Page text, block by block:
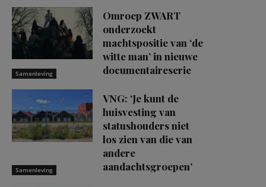
Samenleving
Omroep ZWART
onderzoekt
machtspositie van ‘de
witte man’ in nieuwe
documentaireserie
Samenleving
VNG: ‘Je kunt de
huisvesting van
statushouders niet
los zien van die van
andere
aandachtsgroepen’